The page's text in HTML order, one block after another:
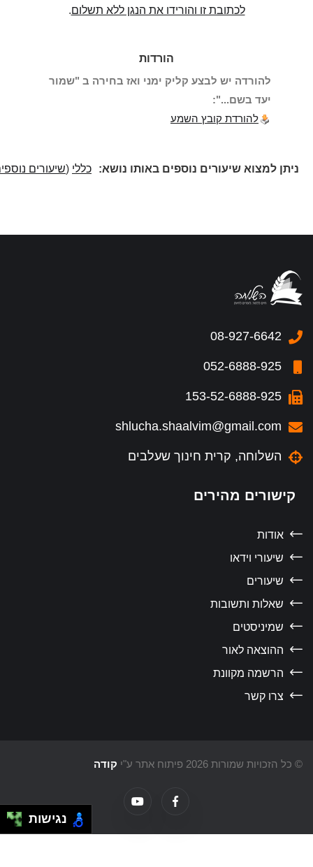
לכתובת זו והורידו את הנגן ללא תשלום.
הורדות
להורדה יש לבצע קליק ימני ואז בחירה ב "שמור
יעד בשם...":
להורדת קובץ השמע
ניתן למצוא שיעורים נוספים באותו נושא: כללי(שיעורים נוספים)
08-927-6642
052-6888-925
153-52-6888-925
shlucha.shaalvim@gmail.com
השלוחה, קרית חינוך שעלבים
קישורים מהירים
אודות
שיעורי וידאו
שיעורים
שאלות ותשובות
שמיניסטים
ההוצאה לאור
הרשמה מקוונת
צרו קשר
הזכויות שמורות 2026 פיתוח אתר ע"י קודה
נגישות